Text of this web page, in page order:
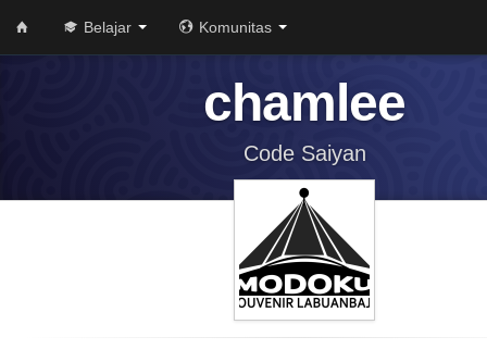
Belajar Komunitas
chamlee
Code Saiyan